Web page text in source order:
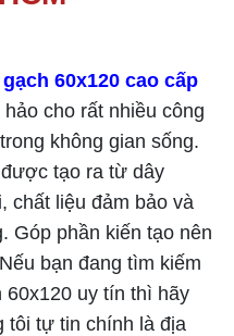
gạch 60x120 cao cấp
cho rất nhiều công
không gian sống.
tạo ra từ dây
chất liệu đảm bảo và
Góp phần kiến tạo nên
bạn đang tìm kiếm
60x120 uy tín thì hãy
tôi tự tin chính là địa